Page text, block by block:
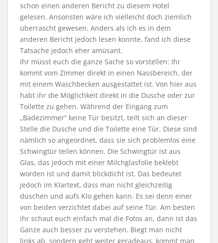
schon einen anderen Bericht zu diesem Hotel
gelesen. Ansonsten wäre ich vielleicht doch ziemlich
überrascht gewesen. Anders als ich es in dem
anderen Bericht jedoch lesen konnte, fand ich diese
Tatsache jedoch eher amüsant.
Ihr müsst euch die ganze Sache so vorstellen: Ihr
kommt vom Zimmer direkt in einen Nassbereich, der
mit einem Waschbecken ausgestattet ist. Von hier aus
habt ihr die Möglichkeit direkt in die Dusche oder zur
Toilette zu gehen. Während der Eingang zum
„Badezimmer“ keine Tür besitzt, teilt sich an dieser
Stelle die Dusche und die Toilette eine Tür. Diese sind
nämlich so angeordnet, dass sie sich problemlos eine
Schwingtür teilen können. Die Schwingtür ist aus
Glas, das jedoch mit einer Milchglasfolie beklebt
worden ist und damit blickdicht ist. Das bedeutet
jedoch im Klartext, dass man nicht gleichzeitig
duschen und aufs Klo gehen kann. Es sei denn einer
von beiden verzichtet dabei auf seine Tür. Am besten
ihr schaut euch einfach mal die Fotos an, dann ist das
Ganze auch besser zu verstehen. Biegt man nicht
links ab, sondern geht weiter geradeaus, kommt man